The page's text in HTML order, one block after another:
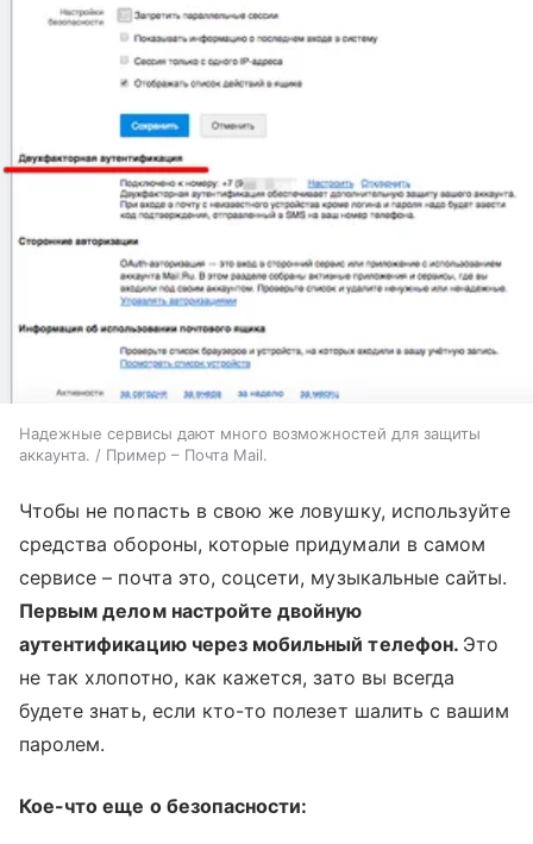
Надежные сервисы дают много возможностей для защиты
аккаунта. / Пример – Почта Mail.
Чтобы не попасть в свою же ловушку, используйте
средства обороны, которые придумали в самом
сервисе – почта это, соцсети, музыкальные сайты.
Первым делом настройте двойную
аутентификацию через мобильный телефон. Это
не так хлопотно, как кажется, зато вы всегда
будете знать, если кто-то полезет шалить с вашим
паролем.
Кое-что еще о безопасности: